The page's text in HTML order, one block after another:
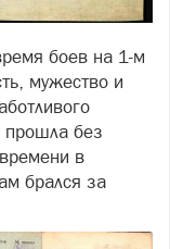
боев на 1-м
мужество и
без
в
брался за